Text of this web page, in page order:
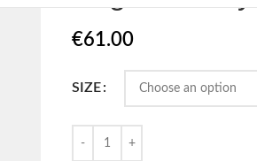
€61.00
SIZE